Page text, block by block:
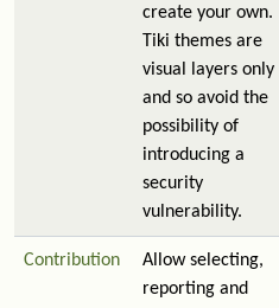
create your own.
Tiki themes are
visual layers only
and so avoid the
possibility of
introducing a
security
vulnerability.
Contribution
Allow selecting,
reporting and